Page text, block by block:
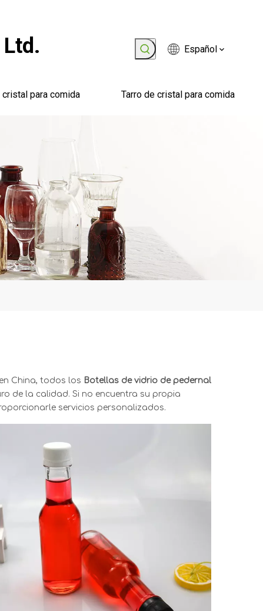
Español
cristal para comida Tarro de cristal para comida
en China, todos los Botellas de vidrio de pedernal
de la calidad. Si no encuentra su propia
servicios personalizados.